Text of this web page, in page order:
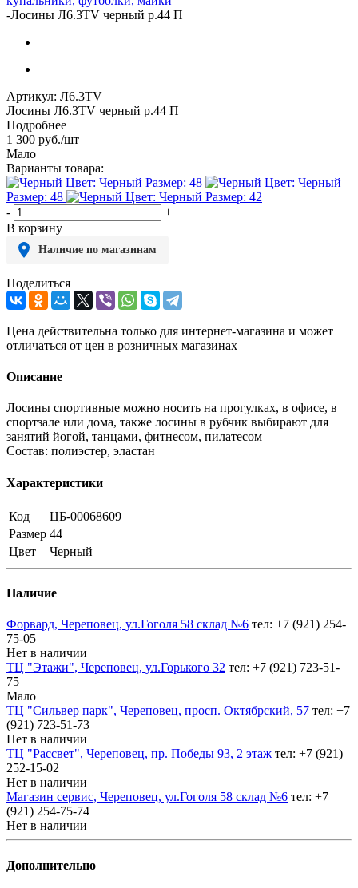
-Лосины Л6.3TV черный р.44 П
Артикул: Л6.3TV
Лосины Л6.3TV черный р.44 П
Подробнее
1 300 руб./шт
Мало
Варианты товара:
Цвет: Черный Размер: 48
Цвет: Черный
Размер: 48
Цвет: Черный Размер: 42
-
+
В корзину
Наличие по магазинам
Поделиться
Цена действительна только для интернет-магазина и может
отличаться от цен в розничных магазинах
Описание
Лосины спортивные можно носить на прогулках, в офисе, в
спортзале или дома, также лосины в рубчик выбирают для
занятий йогой, танцами, фитнесом, пилатесом
Состав: полиэстер, эластан
Характеристики
Код
ЦБ-00068609
Размер 44
Цвет
Черный
Наличие
Форвард, Череповец, ул.Гоголя 58 склад №6 тел: +7 (921) 254-
75-05
Нет в наличии
ТЦ "Этажи", Череповец, ул.Горького 32 тел: +7 (921) 723-51-
75
Мало
ТЦ "Сильвер парк", Череповец, просп. Октябрский, 57 тел: +7
(921) 723-51-73
Нет в наличии
ТЦ "Рассвет", Череповец, пр. Победы 93, 2 этаж тел: +7 (921)
252-15-02
Нет в наличии
Магазин сервис, Череповец, ул.Гоголя 58 склад №6 тел: +7
(921) 254-75-74
Нет в наличии
Дополнительно